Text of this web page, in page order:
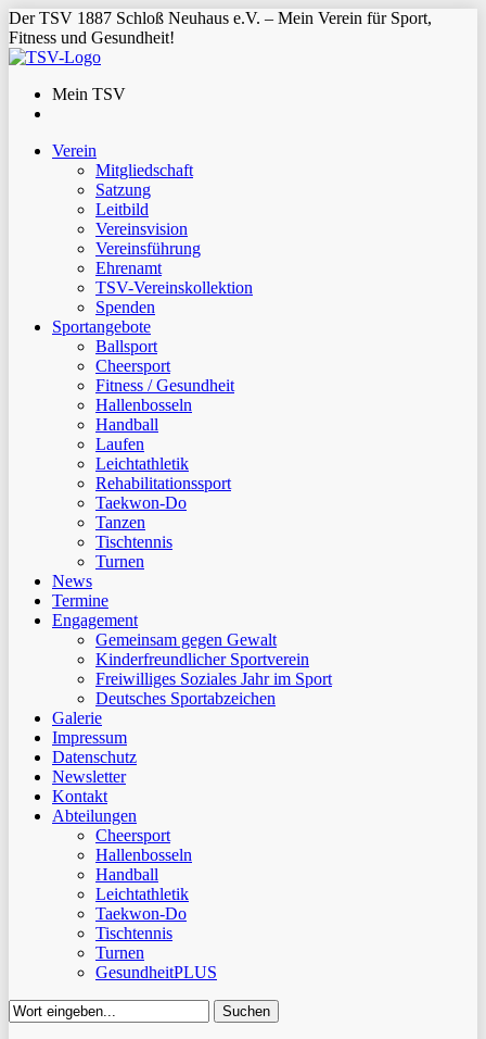
Der TSV 1887 Schloß Neuhaus e.V. – Mein Verein für Sport,
Fitness und Gesundheit!
Mein TSV
Verein
Mitgliedschaft
Satzung
Leitbild
Vereinsvision
Vereinsführung
Ehrenamt
TSV-Vereinskollektion
Spenden
Sportangebote
Ballsport
Cheersport
Fitness / Gesundheit
Hallenbosseln
Handball
Laufen
Leichtathletik
Rehabilitationssport
Taekwon-Do
Tanzen
Tischtennis
Turnen
News
Termine
Engagement
Gemeinsam gegen Gewalt
Kinderfreundlicher Sportverein
Freiwilliges Soziales Jahr im Sport
Deutsches Sportabzeichen
Galerie
Impressum
Datenschutz
Newsletter
Kontakt
Abteilungen
Cheersport
Hallenbosseln
Handball
Leichtathletik
Taekwon-Do
Tischtennis
Turnen
GesundheitPLUS
Suchen